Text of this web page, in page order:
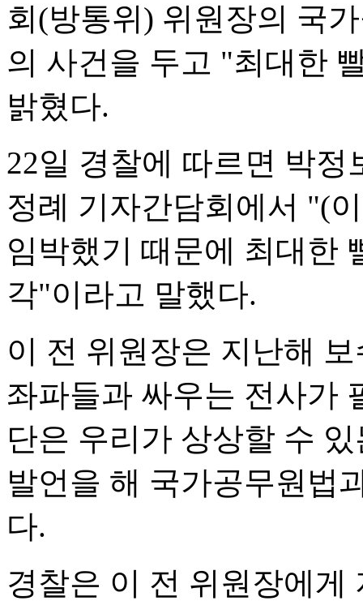
회(방통위) 위원장의 국
의 사건을 두고 "최대한
밝혔다.
22일 경찰에 따르면 박
정례 기자간담회에서 "(
임박했기 때문에 최대한
각"이라고 말했다.
이 전 위원장은 지난해
좌파들과 싸우는 전사가
단은 우리가 상상할 수
발언을 해 국가공무원법
다.
경찰은 이 전 위원장에게